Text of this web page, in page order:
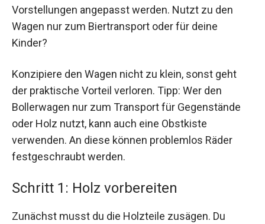
Vorstellungen angepasst werden. Nutzt zu den
Wagen nur zum Biertransport oder für deine
Kinder?
Konzipiere den Wagen nicht zu klein, sonst geht
der praktische Vorteil verloren. Tipp: Wer den
Bollerwagen nur zum Transport für Gegenstände
oder Holz nutzt, kann auch eine Obstkiste
verwenden. An diese können problemlos Räder
festgeschraubt werden.
Schritt 1: Holz vorbereiten
Zunächst musst du die Holzteile zusägen. Du